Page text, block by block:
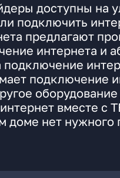
доступны на
подключить
предлагают
интернета и
подключение
подключение
вместе с
доме нет нужного